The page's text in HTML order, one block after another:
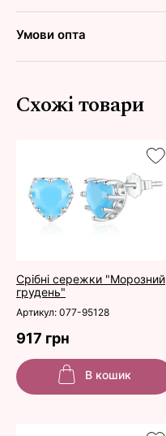
Умови опта
Схожі товари
Срібні сережки "Морозний
грудень"
Артикул: 077-95128
917 грн
В кошик